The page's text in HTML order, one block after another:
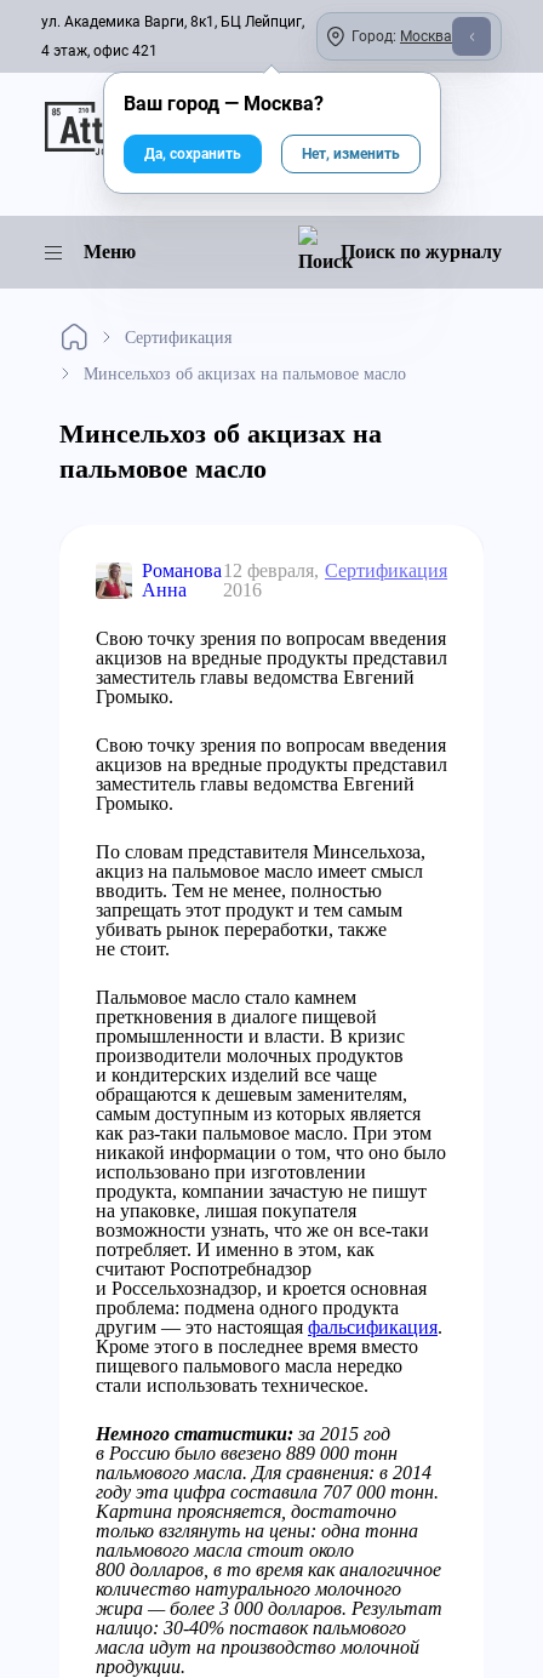
ул. Академика Варги, 8к1, БЦ Лейпциг,
4 этаж, офис 421
Город: Москва
Онлайн-журнал
Меню Поиск по журналу
Сертификация
Минсельхоз об акцизах на пальмовое масло
Минсельхоз об акцизах на
пальмовое масло
Романова
Анна
12 февраля,
2016
Сертификация
Свою точку зрения по вопросам введения
акцизов на вредные продукты представил
заместитель главы ведомства Евгений
Громыко.
Свою точку зрения по вопросам введения
акцизов на вредные продукты представил
заместитель главы ведомства Евгений
Громыко.
По словам представителя Минсельхоза,
акциз на пальмовое масло имеет смысл
вводить. Тем не менее, полностью
запрещать этот продукт и тем самым
убивать рынок переработки, также
не стоит.
Пальмовое масло стало камнем
преткновения в диалоге пищевой
промышленности и власти. В кризис
производители молочных продуктов
и кондитерских изделий все чаще
обращаются к дешевым заменителям,
самым доступным из которых является
как раз-таки пальмовое масло. При этом
никакой информации о том, что оно было
использовано при изготовлении
продукта, компании зачастую не пишут
на упаковке, лишая покупателя
возможности узнать, что же он все-таки
потребляет. И именно в этом, как
считают Роспотребнадзор
и Россельхознадзор, и кроется основная
проблема: подмена одного продукта
другим — это настоящая фальсификация.
Кроме этого в последнее время вместо
пищевого пальмового масла нередко
стали использовать техническое.
Немного статистики:за 2015 год
в Россию было ввезено 889 000 тонн
пальмового масла. Для сравнения: в 2014
году эта цифра составила 707 000 тонн.
Картина проясняется, достаточно
только взглянуть на цены: одна тонна
пальмового масла стоит около
800 долларов, в то время как аналогичное
количество натурального молочного
жира — более 3 000 долларов. Результат
налицо: 30-40% поставок пальмового
масла идут на производство молочной
продукции.
Ваш город — Москва?
Да, сохранить Нет, изменить